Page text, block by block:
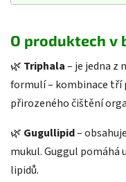
O produktech v
🌿 Triphala– je jedna z
formulí – kombinace tří
přirozeného čištění
🌿 Gugullipid–
mukul. Guggul
lipidů.